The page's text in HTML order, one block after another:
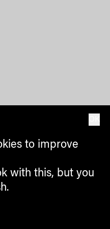
to improve
with this, but you